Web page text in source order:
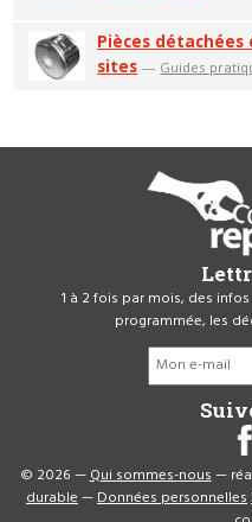
Pièces
sites — Guides
1 à 2 fois par mois, des
programmée, les
© 2026 —Qui sommes-nous—
durable—Données personnelles